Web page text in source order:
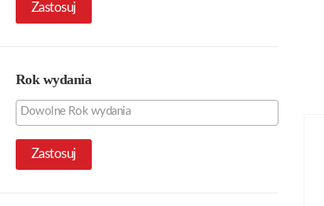
Zastosuj
Rok wydania
Zastosuj